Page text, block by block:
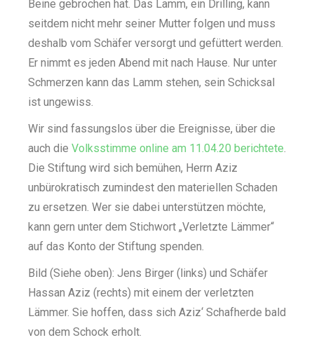
Beine gebrochen hat. Das Lamm, ein Drilling, kann
seitdem nicht mehr seiner Mutter folgen und muss
deshalb vom Schäfer versorgt und gefüttert werden.
Er nimmt es jeden Abend mit nach Hause. Nur unter
Schmerzen kann das Lamm stehen, sein Schicksal
ist ungewiss.
Wir sind fassungslos über die Ereignisse, über die
auch die Volksstimme online am 11.04.20 berichtete.
Die Stiftung wird sich bemühen, Herrn Aziz
unbürokratisch zumindest den materiellen Schaden
zu ersetzen. Wer sie dabei unterstützen möchte,
kann gern unter dem Stichwort „Verletzte Lämmer“
auf das Konto der Stiftung spenden.
Bild (Siehe oben): Jens Birger (links) und Schäfer
Hassan Aziz (rechts) mit einem der verletzten
Lämmer. Sie hoffen, dass sich Aziz‘ Schafherde bald
von dem Schock erholt.